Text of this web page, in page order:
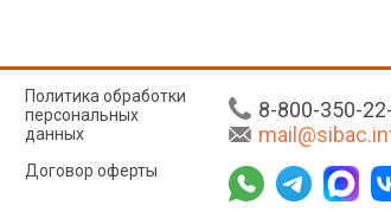
8-800-350-
Политика обработки
персональных
данных
Договор оферты